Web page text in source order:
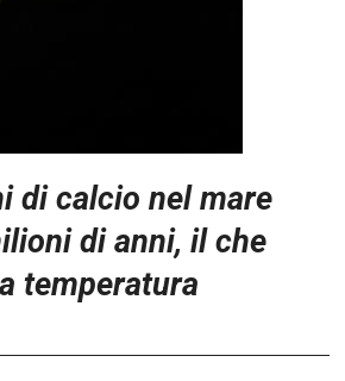
di calcio nel mare
di anni, il che
temperatura